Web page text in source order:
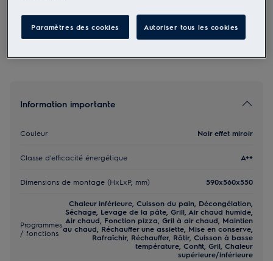
Information importante
Couleur Noir effet miroir
Classe d'efficacité énergétique A++
Dimensions de montage (HxLxP, mm) 590x560x550
Programmes
/ fonctions
Chaleur inférieure, Cuisson du pain, Décongélation,
Séchage, Levage de la pâte, Grill, Air chaud humide,
Air chaud, Fonction pizza, Gril à air chaud, Maintien
au chaud, Réchauffer une assiette, Mise en conserve,
Rafraîchir, Réchauffer, Rôtir, Cuisson à basse
température, Confit, Gril, Chaleur
supérieure/inférieure
Paramètres des cookies Autoriser tous les cookies